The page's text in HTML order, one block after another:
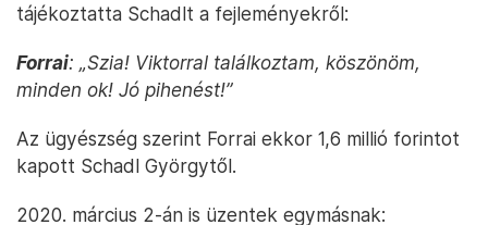
tájékoztatta Schadlt a fejleményekről:
Forrai: „Szia! Viktorral találkoztam, köszönöm,
minden ok! Jó pihenést!”
Az ügyészség szerint Forrai ekkor 1,6 millió forintot
kapott Schadl Györgytől.
2020. március 2-án is üzentek egymásnak: